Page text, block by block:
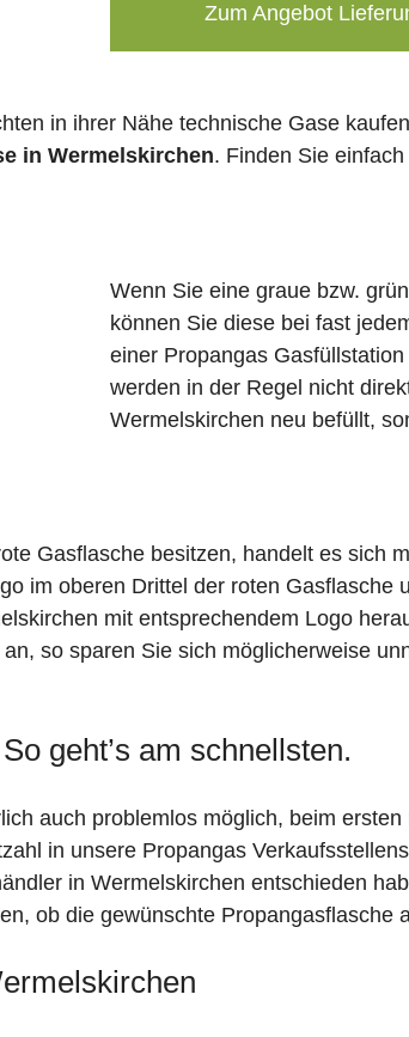
Zum Angebot
in ihrer Nähe technische Gase
in Wermelskirchen. Finden Sie
Wenn Sie eine graue bzw.
können Sie diese bei fast
einer Propangas
werden in der Regel nicht
Wermelskirchen neu befüllt,
Gasflasche besitzen, handelt es sich
im oberen Drittel der roten Gasflasche
mit entsprechendem Logo
so sparen Sie sich möglicherweise
geht’s am schnellsten.
auch problemlos möglich, beim
in unsere Propangas
in Wermelskirchen entschieden
ob die gewünschte Propangasflasche